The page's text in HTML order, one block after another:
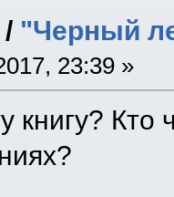
/ "Черный
23:39 »
книгу?